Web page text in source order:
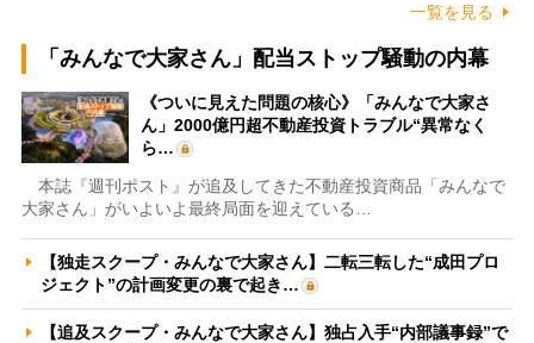
一覧を見る
「みんなで大家さん」配当ストップ騒動の内幕
《ついに見えた問題の核心》「みんなで大家さ
ん」2000億円超不動産投資トラブル“異常なく
ら…
本誌『週刊ポスト』が追及してきた不動産投資商品「みんなで
大家さん」がいよいよ最終局面を迎えている…
【独走スクープ・みんなで大家さん】二転三転した“成田プロ
ジェクト”の計画変更の裏で起き…
【追及スクープ・みんなで大家さん】独占入手“内部議事録”で